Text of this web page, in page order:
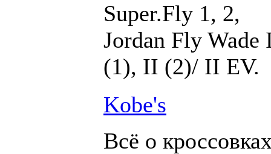
Super.Fly 1, 2,
Jordan Fly Wade
(1), II (2)/ II EV.
Kobe's
Всё о